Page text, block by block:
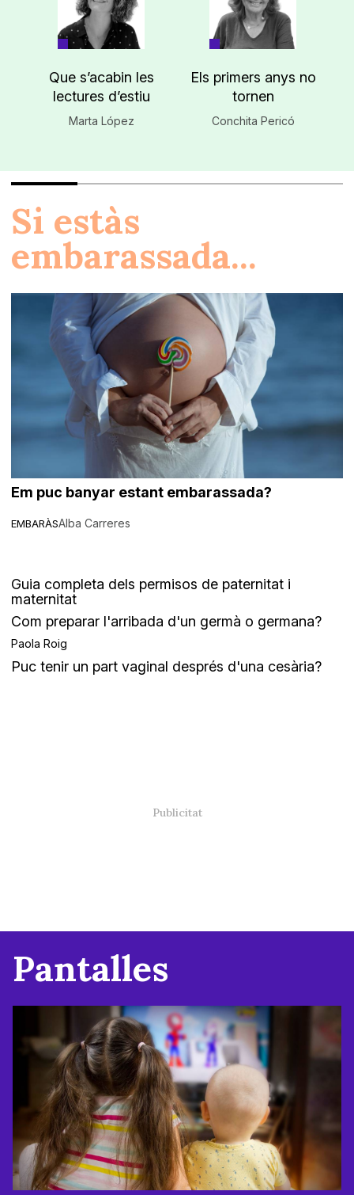
Que s’acabin les
lectures d’estiu
Marta López
Els primers anys no
tornen
Conchita Pericó
Si estàs
embarassada...
EMBARÀS
Em puc banyar estant embarassada?
Alba Carreres
Guia completa dels permisos de paternitat i
maternitat
Com preparar l'arribada d'un germà o germana?
Paola Roig
Puc tenir un part vaginal després d'una cesària?
Pantalles